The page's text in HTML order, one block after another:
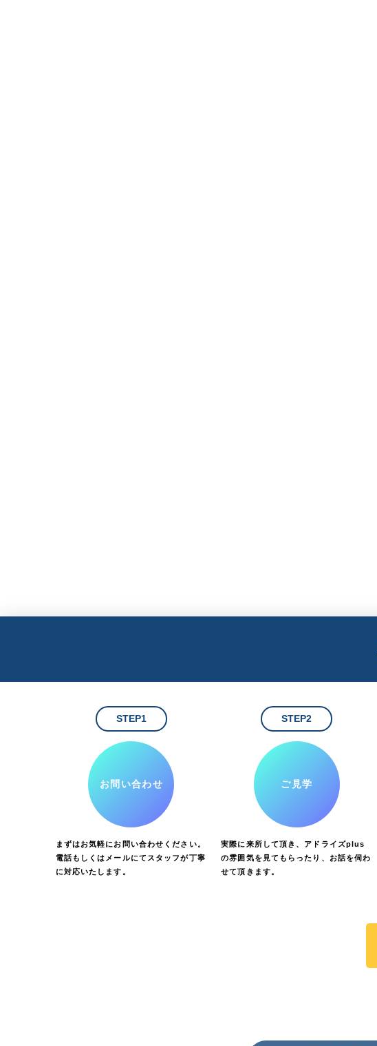
STEP1
お問い合わせ
まずはお気軽にお問い合わせください。
電話もしくはメールにてスタッフが丁寧
に対応いたします。
STEP2
ご見学
実際に来所して頂き、アドライズplus
の雰囲気を見てもらったり、お話を伺わ
せて頂きます。